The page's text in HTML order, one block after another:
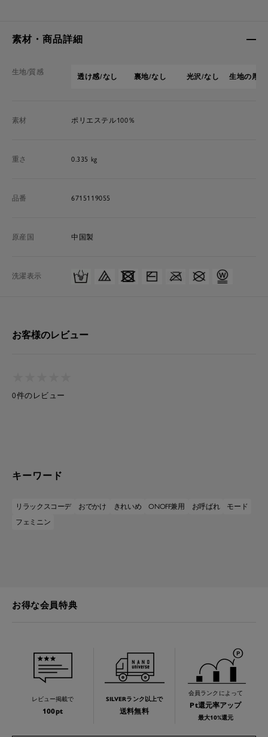
素材・商品詳細
生地/質感
透け感/なし 裏地/なし 光沢/なし 生地の厚
素材 ポリエステル100％
重さ 0.335 kg
品番 6715119055
原産国 中国製
洗濯表示
お客様のレビュー
0件のレビュー
キーワード
リラックスコーデ おでかけ きれいめ ONOFF兼用 お呼ばれ
モード
フェミニン
お得な会員特典
レビュー掲載で
100pt
SILVERランク以上で
送料無料
会員ランクによって
Pt還元率アップ
最大10%還元